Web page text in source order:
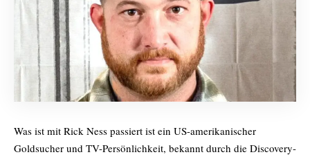
Was ist mit Rick Ness passiert ist ein US-amerikanischer
Goldsucher und TV-Persönlichkeit, bekannt durch die Discovery-